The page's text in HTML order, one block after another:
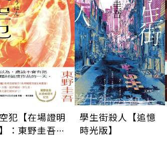
犯【在場證明
：東野圭吾出
學生街殺人【追憶
時光版】